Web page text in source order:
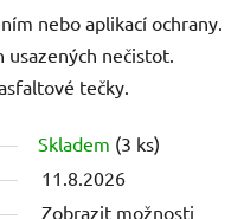
nebo aplikací ochrany.
nečistot.
tečky.
Skladem (3 ks)
11.8.2026
Zobrazit možnosti